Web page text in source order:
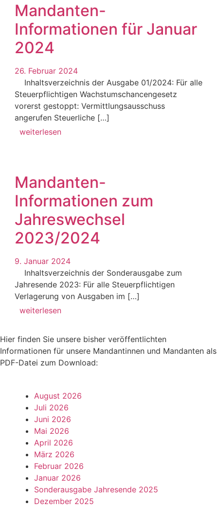
Mandanten-
Informationen für Januar
2024
26. Februar 2024
Inhaltsverzeichnis der Ausgabe 01/2024: Für alle
Steuerpflichtigen Wachstumschancengesetz
vorerst gestoppt: Vermittlungsausschuss
angerufen Steuerliche […]
weiterlesen
Mandanten-
Informationen zum
Jahreswechsel
2023/2024
9. Januar 2024
Inhaltsverzeichnis der Sonderausgabe zum
Jahresende 2023: Für alle Steuerpflichtigen
Verlagerung von Ausgaben im […]
weiterlesen
Hier finden Sie unsere bisher veröffentlichten
Informationen für unsere Mandantinnen und Mandanten als
PDF-Datei zum Download:
August 2026
Juli 2026
Juni 2026
Mai 2026
April 2026
März 2026
Februar 2026
Januar 2026
Sonderausgabe Jahresende 2025
Dezember 2025